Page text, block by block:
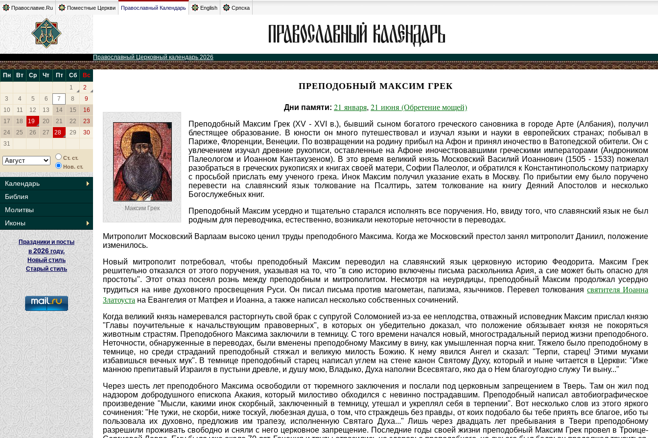
Православие.Ru Поместные Церкви Православный Календарь English Српска
Православный Церковный календарь 2026
Пн Вт Ср Чт Пт Сб
Вс
1
2
3
4 5 6 7 8
9
10
11 12 13 14 15
16
17
18 19 20 21 22
23
24
25 26 27 28 29
30
31
Ст. ст.
Нов. ст.
Календарь
Библия
Молитвы
Иконы
Праздники и посты
в 2026 году.
Новый стиль
Старый стиль
ПРЕПОДОБНЫЙ МАКСИМ ГРЕК
Дни памяти: 21 января, 21 июня (Обретение мощей)
Максим Грек
Преподобный Максим Грек (XV - XVI в.), бывший сыном богатого греческого сановника в городе Арте (Албания), получил
блестящее образование. В юности он много путешествовал и изучал языки и науки в европейских странах; побывал в
Париже, Флоренции, Венеции. По возвращении на родину прибыл на Афон и принял иночество в Ватопедской обители. Он с
увлечением изучал древние рукописи, оставленные на Афоне иночествовавшими греческими императорами (Андроником
Палеологом и Иоанном Кантакузеном). В это время великий князь Московский Василий Иоаннович (1505 - 1533) пожелал
разобраться в греческих рукописях и книгах своей матери, Софии Палеолог, и обратился к Константинопольскому патриарху
с просьбой прислать ему ученого грека. Инок Максим получил указание ехать в Москву. По прибытии ему было поручено
перевести на славянский язык толкование на Псалтирь, затем толкование на книгу Деяний Апостолов и несколько
Богослужебных книг.
Преподобный Максим усердно и тщательно старался исполнять все поручения. Но, ввиду того, что славянский язык не был
родным для переводчика, естественно, возникали некоторые неточности в переводах.
Митрополит Московский Варлаам высоко ценил труды преподобного Максима. Когда же Московский престол занял митрополит Даниил, положение
изменилось.
Новый митрополит потребовал, чтобы преподобный Максим переводил на славянский язык церковную историю Феодорита. Максим Грек
решительно отказался от этого поручения, указывая на то, что "в сию историю включены письма раскольника Ария, а сие может быть опасно для
простоты". Этот отказ посеял рознь между преподобным и митрополитом. Несмотря на неурядицы, преподобный Максим продолжал усердно
трудиться на ниве духовного просвещения Руси. Он писал письма против магометан, папизма, язычников. Перевел толкованиясвятителя Иоанна
Златоуста на Евангелия от Матфея и Иоанна, а также написал несколько собственных сочинений.
Когда великий князь намеревался расторгнуть свой брак с супругой Соломонией из-за ее неплодства, отважный исповедник Максим прислал князю
"Главы поучительные к начальствующим правоверных", в которых он убедительно доказал, что положение обязывает князя не покоряться
животным страстям. Преподобного Максима заключили в темницу. С того времени начался новый, многострадальный период жизни преподобного.
Неточности, обнаруженные в переводах, были вменены преподобному Максиму в вину, как умышленная порча книг. Тяжело было преподобному в
темнице, но среди страданий преподобный стяжал и великую милость Божию. К нему явился Ангел и сказал: "Терпи, старец! Этими муками
избавишься вечных мук". В темнице преподобный старец написал углем на стене канон Святому Духу, который и ныне читается в Церкви: "Иже
манною препитавый Израиля в пустыни древле, и душу мою, Владыко, Духа наполни Всесвятаго, яко да о Нем благоугодно служу Ти выну..."
Через шесть лет преподобного Максима освободили от тюремного заключения и послали под церковным запрещением в Тверь. Там он жил под
надзором добродушного епископа Акакия, который милостиво обходился с невинно пострадавшим. Преподобный написал автобиографическое
произведение "Мысли, какими инок скорбный, заключенный в темницу, утешал и укреплял себя в терпении". Вот несколько слов из этого яркого
сочинения: "Не тужи, не скорби, ниже тоскуй, любезная душа, о том, что страждешь без правды, от коих подобало бы тебе приять все благое, ибо ты
пользовала их духовно, предложив им трапезу, исполненную Святаго Духа..." Лишь через двадцать лет пребывания в Твери преподобному
разрешили проживать свободно и сняли с него церковное запрещение. Последние годы своей жизни преподобный Максим Грек провел в Троице-